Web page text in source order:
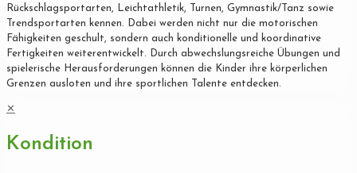
Rückschlagsportarten, Leichtathletik, Turnen, Gymnastik/Tanz sowie
Trendsportarten kennen. Dabei werden nicht nur die motorischen
Fähigkeiten geschult, sondern auch konditionelle und koordinative
Fertigkeiten weiterentwickelt. Durch abwechslungsreiche Übungen und
spielerische Herausforderungen können die Kinder ihre körperlichen
Grenzen ausloten und ihre sportlichen Talente entdecken.
✕
Kondition